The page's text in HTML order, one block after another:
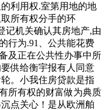
利用权.室第用地的地
所有权分手的环
记机关确认其房地产,由
行为.91、公共能花费
及正在公共性办事中所
供给衡宇报有人同意
。小我住房贷款是指
所有权的财富做为典质
点关心！是从欧洲舶